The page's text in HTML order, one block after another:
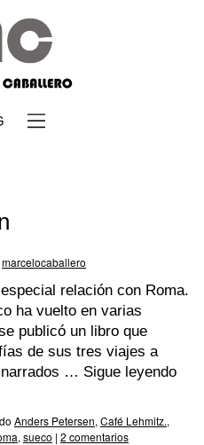
marcelocaballero
relación con Roma.
ha vuelto en varias
publicó un libro que
de sus tres viajes a
narrados … Sigue leyendo
Anders Petersen, Café Lehmitz.,
, sueco | 2 comentarios